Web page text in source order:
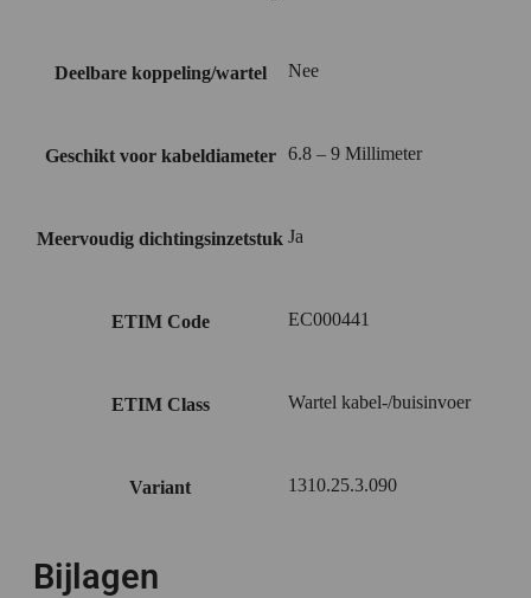
Deelbare koppeling/wartel Nee
Geschikt voor kabeldiameter 6.8 – 9 Millimeter
Meervoudig dichtingsinzetstuk Ja
ETIM Code EC000441
ETIM Class Wartel kabel-/buisinvoer
Variant 1310.25.3.090
Bijlagen